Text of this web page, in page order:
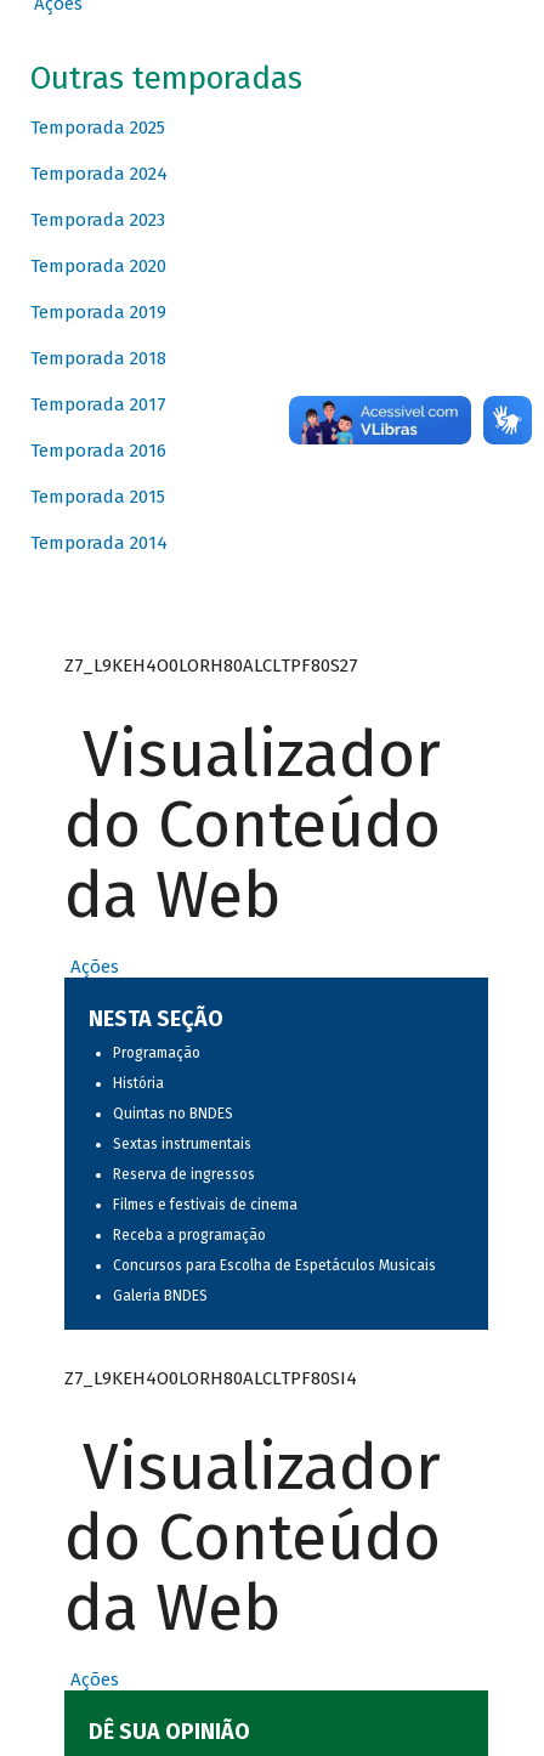
Outras temporadas
Temporada 2025
Temporada 2024
Temporada 2023
Temporada 2020
Temporada 2019
Temporada 2018
Temporada 2017
Temporada 2016
Temporada 2015
Temporada 2014
Z7_L9KEH4O0LORH80ALCLTPF80S27
Visualizador
do Conteúdo
da Web
Ações
NESTA SEÇÃO
Programação
História
Quintas no BNDES
Sextas instrumentais
Reserva de ingressos
Filmes e festivais de cinema
Receba a programação
Concursos para Escolha de Espetáculos Musicais
Galeria BNDES
Z7_L9KEH4O0LORH80ALCLTPF80SI4
Visualizador
do Conteúdo
da Web
Ações
DÊ SUA OPINIÃO